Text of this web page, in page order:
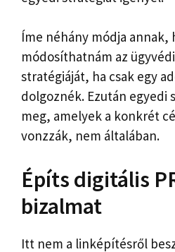
Íme néhány módja annak,
módosíthatnám az
stratégiáját, ha csak egy
dolgoznék. Ezután egyedi
meg, amelyek a konkrét
vonzzák, nem általában.
Építs digitális
bizalmat
Itt nem a linképítésről